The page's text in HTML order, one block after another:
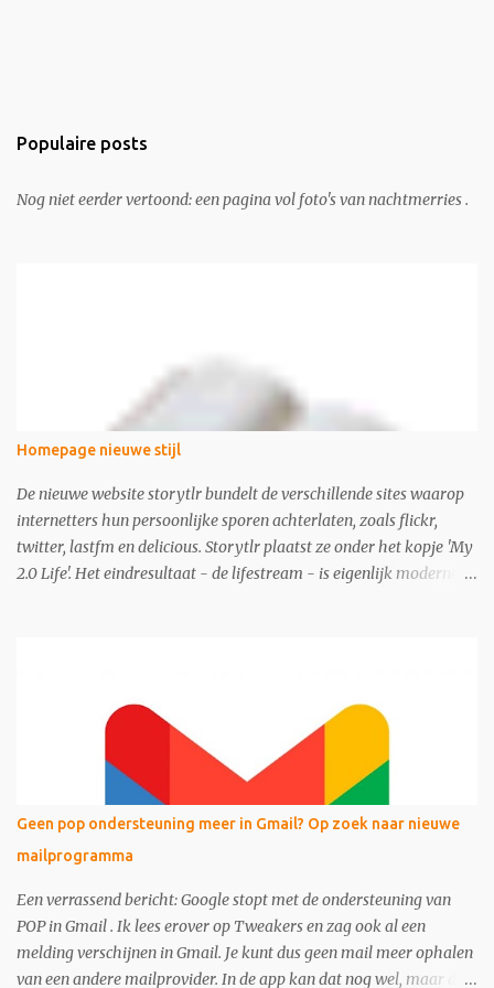
Populaire posts
Nog niet eerder vertoond: een pagina vol foto's van nachtmerries .
Homepage nieuwe stijl
De nieuwe website storytlr bundelt de verschillende sites waarop
internetters hun persoonlijke sporen achterlaten, zoals flickr,
twitter, lastfm en delicious. Storytlr plaatst ze onder het kopje 'My
2.0 Life'. Het eindresultaat - de lifestream - is eigenlijk moderne
Geen pop ondersteuning meer in Gmail? Op zoek naar nieuwe
mailprogramma
Een verrassend bericht: Google stopt met de ondersteuning van
POP in Gmail . Ik lees erover op Tweakers en zag ook al een
melding verschijnen in Gmail. Je kunt dus geen mail meer ophalen
van een andere mailprovider. In de app kan dat nog wel, maar dan